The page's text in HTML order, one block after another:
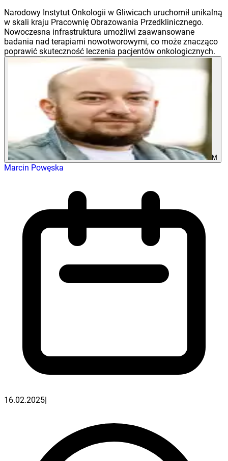
Narodowy Instytut Onkologii w Gliwicach uruchomił unikalną
w skali kraju Pracownię Obrazowania Przedklinicznego.
Nowoczesna infrastruktura umożliwi zaawansowane
badania nad terapiami nowotworowymi, co może znacząco
poprawić skuteczność leczenia pacjentów onkologicznych.
M
Marcin Powęska
16.02.2025